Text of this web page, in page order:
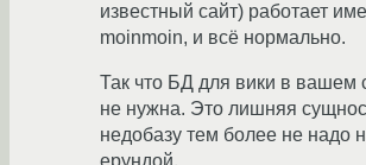
известный сайт) работает
moinmoin, и всё нормально.
Так что БД для вики в вашем
не нужна. Это лишняя
недобазу тем более не надо